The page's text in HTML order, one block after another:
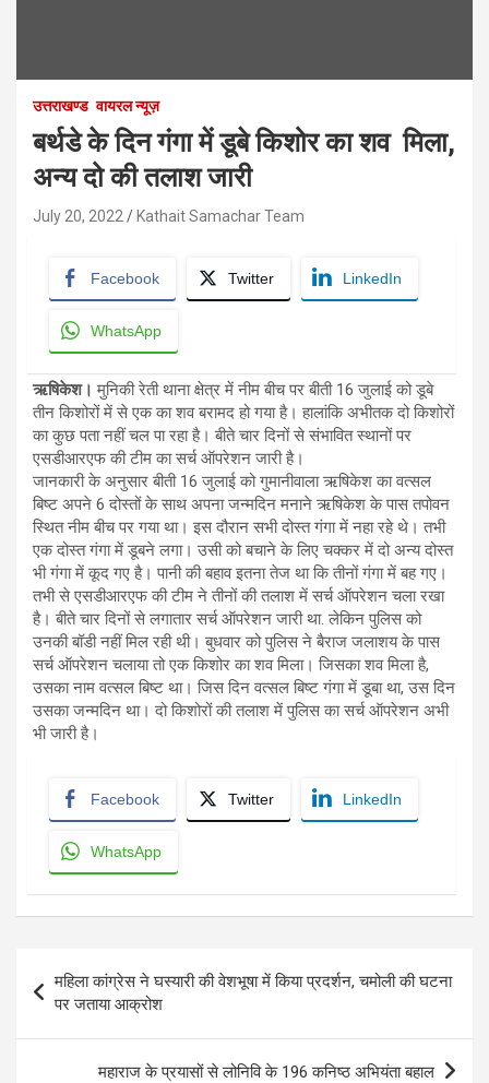
उत्तराखण्ड वायरल न्यूज़
बर्थडे के दिन गंगा में डूबे किशोर का शव मिला,
अन्य दो की तलाश जारी
July 20, 2022 Kathait Samachar Team
Facebook Twitter LinkedIn
WhatsApp
ऋषिकेश। मुनिकी रेती थाना क्षेत्र में नीम बीच पर बीती 16 जुलाई को डूबे
तीन किशोरों में से एक का शव बरामद हो गया है। हालांकि अभीतक दो किशोरों
का कुछ पता नहीं चल पा रहा है। बीते चार दिनों से संभावित स्थानों पर
एसडीआरएफ की टीम का सर्च ऑपरेशन जारी है।
जानकारी के अनुसार बीती 16 जुलाई को गुमानीवाला ऋषिकेश का वत्सल
बिष्ट अपने 6 दोस्तों के साथ अपना जन्मदिन मनाने ऋषिकेश के पास तपोवन
स्थित नीम बीच पर गया था। इस दौरान सभी दोस्त गंगा में नहा रहे थे। तभी
एक दोस्त गंगा में डूबने लगा। उसी को बचाने के लिए चक्कर में दो अन्य दोस्त
भी गंगा में कूद गए है। पानी की बहाव इतना तेज था कि तीनों गंगा में बह गए।
तभी से एसडीआरएफ की टीम ने तीनों की तलाश में सर्च ऑपरेशन चला रखा
है। बीते चार दिनों से लगातार सर्च ऑपरेशन जारी था. लेकिन पुलिस को
उनकी बॉडी नहीं मिल रही थी। बुधवार को पुलिस ने बैराज जलाशय के पास
सर्च ऑपरेशन चलाया तो एक किशोर का शव मिला। जिसका शव मिला है,
उसका नाम वत्सल बिष्ट था। जिस दिन वत्सल बिष्ट गंगा में डूबा था, उस दिन
उसका जन्मदिन था। दो किशोरों की तलाश में पुलिस का सर्च ऑपरेशन अभी
भी जारी है।
Facebook Twitter LinkedIn
WhatsApp
navigation
महिला कांग्रेस ने घस्यारी की वेशभूषा में किया प्रदर्शन, चमोली की घटना
पर जताया आक्रोश
महाराज के प्रयासों से लोनिवि के 196 कनिष्ठ अभियंता बहाल